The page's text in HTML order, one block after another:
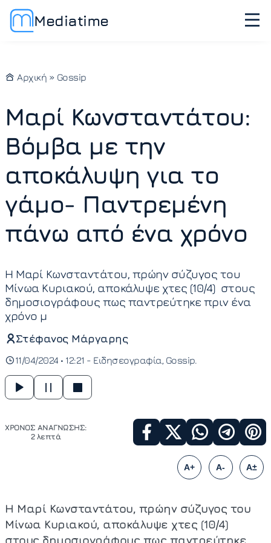
Mediatime
Αρχική » Gossip
Μαρί Κωνσταντάτου:
Βόμβα με την
αποκάλυψη για το
γάμο- Παντρεμένη
πάνω από ένα χρόνο
Η Μαρί Κωνσταντάτου, πρώην σύζυγος του
Μίνωα Κυριακού, αποκάλυψε χτες (10/4) στους
δημοσιογράφους πως παντρεύτηκε πριν ένα
χρόνο μ
Στέφανος Μάργαρης
11/04/2024 • 12:21 - Ειδησεογραφία Gossip
ΧΡΟΝΟΣ ΑΝΑΓΝΩΣΗΣ:
2 λεπτά
A+ A- A±
Η Μαρί Κωνσταντάτου, πρώην σύζυγος του
Μίνωα Κυριακού, αποκάλυψε χτες (10/4)
στους δημοσιογράφους πως παντρεύτηκε